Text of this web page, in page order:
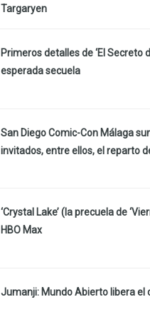
Targaryen
Primeros detalles de ‘El Secreto
esperada secuela
San Diego Comic-Con Málaga
invitados, entre ellos, el reparto
‘Crystal Lake’ (la precuela de
HBO Max
Jumanji: Mundo Abierto libera el